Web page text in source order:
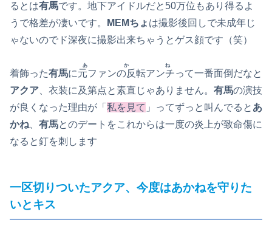
るとは有馬です。地下アイドルだと50万位もあり得るよ
うで格差が凄いです。
MEMちょ は撮影後回しで未成年じ
ゃないのでド深夜に撮影出来ちゃうとゲス顔です（笑）
着飾った有馬に元ファンの反転アンチ
あかね
って一番面倒だなと
アクア 、衣装に及第点と素直じゃありません。 有馬の演技
が良くなった理由が「 私を見て 」ってずっと叫んでると あ
かね
有馬とのデートをこれからは一度の炎上が致命傷に
なると釘を刺します
一区切りついたアクア、今度はあかねを守りた
いとキス